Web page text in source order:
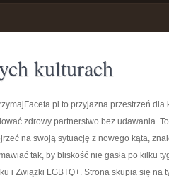
kulturach
to przyjazna przestrzeń dla
zdrowy partnerstwo bez udawania.
na swoją sytuację z nowego kąta,
tak, by bliskość nie gasła po kilku
i Związki LGBTQ+. Strona skupia się na